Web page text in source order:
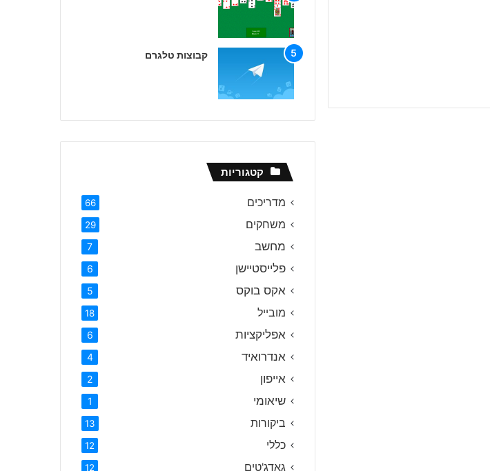
קבוצות טלגרם
קטגוריות
מדריכים 66
משחקים 29
מחשב 7
פלייסטיישן 6
אקס בוקס 5
מובייל 18
אפליקציות 6
אנדרואיד 4
אייפון 2
שיאומי 1
ביקורות 13
כללי 12
גאדג'טים 12